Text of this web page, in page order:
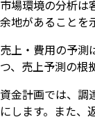
市場環境の分析は
余地があることを
売上・費用の予測
つ、売上予測の
資金計画では、調
にします。また、